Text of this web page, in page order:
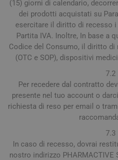
(15) giorni di calendario,
dei prodotti acquistati su
esercitare il diritto di recesso
Partita IVA. Inoltre, In base a
Codice del Consumo, il diritto
(OTC e SOP), dispositivi
7.2
Per recedere dal contratto
presente nel tuo account o
richiesta di reso per email o
7.3
In caso di recesso, dovrai
nostro indirizzo PHARMACTIVE